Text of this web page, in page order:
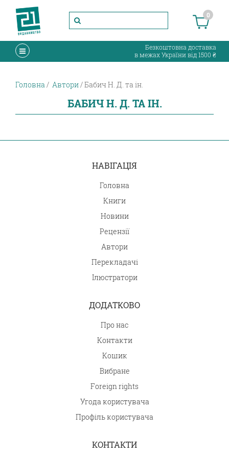
0
Безкоштовна доставка
в межах України від 1500 ₴
Головна Автори Бабич Н. Д. та ін.
БАБИЧ Н. Д. ТА ІН.
НАВІГАЦІЯ
Головна
Книги
Новини
Рецензії
Автори
Перекладачі
Ілюстратори
ДОДАТКОВО
Про нас
Контакти
Кошик
Вибране
Foreign rights
Угода користувача
Профіль користувача
КОНТАКТИ